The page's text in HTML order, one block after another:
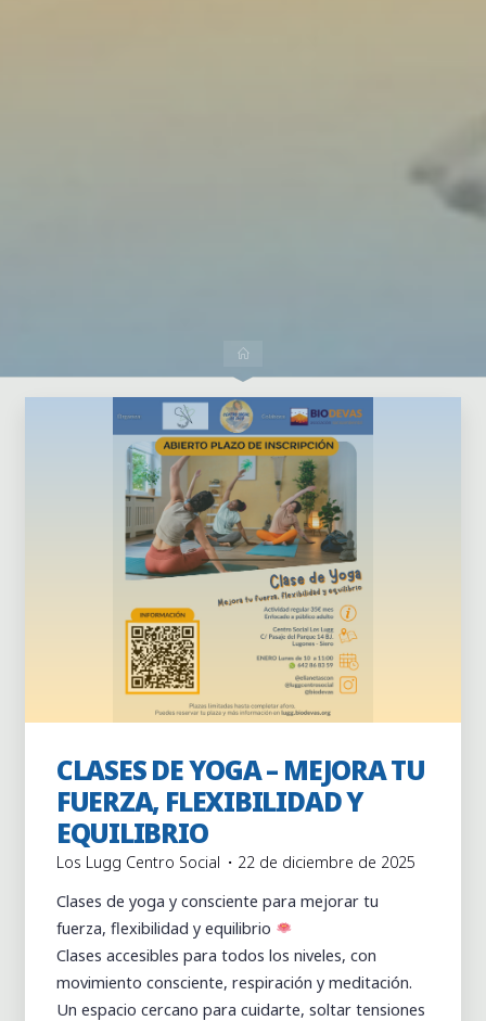
Actividades Clases continuas
CLASES DE YOGA – MEJORA TU
FUERZA, FLEXIBILIDAD Y
EQUILIBRIO
Los Lugg Centro Social
22 de diciembre de 2025
Clases de yoga y consciente para mejorar tu
fuerza, flexibilidad y equilibrio
Clases accesibles para todos los niveles, con
movimiento consciente, respiración y meditación.
Un espacio cercano para cuidarte, soltar tensiones